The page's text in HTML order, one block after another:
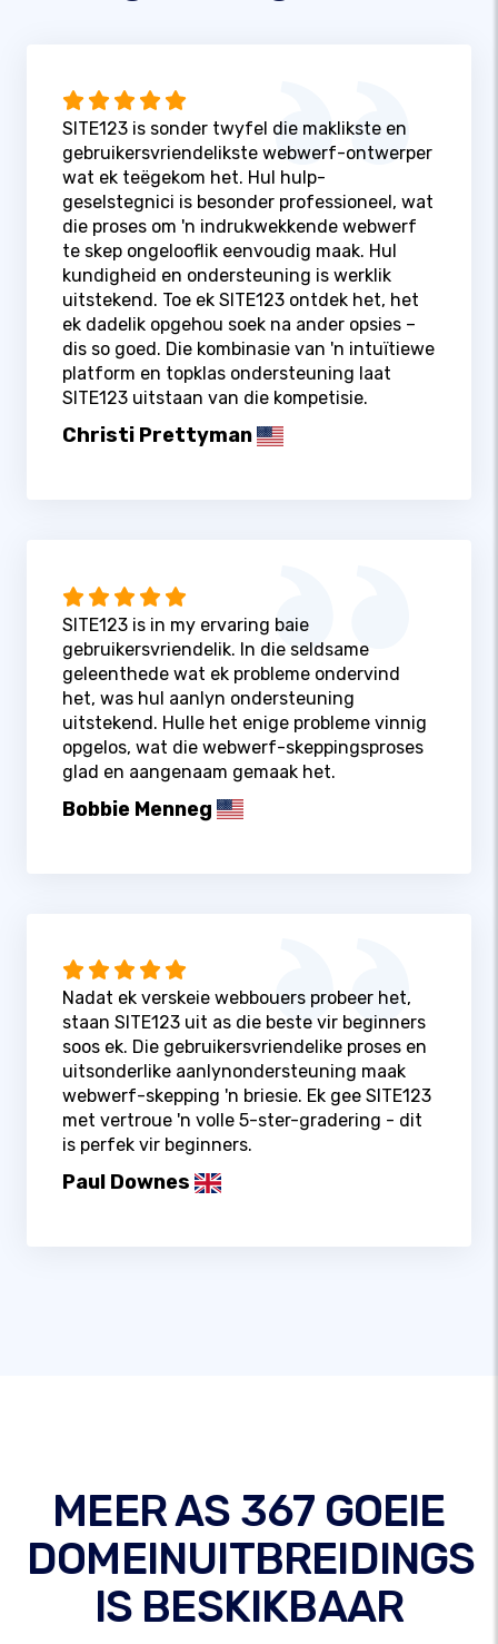
SITE123 is sonder twyfel die maklikste en
gebruikersvriendelikste webwerf-ontwerper
wat ek teëgekom het. Hul hulp-
geselstegnici is besonder professioneel, wat
die proses om 'n indrukwekkende webwerf
te skep ongelooflik eenvoudig maak. Hul
kundigheid en ondersteuning is werklik
uitstekend. Toe ek SITE123 ontdek het, het
ek dadelik opgehou soek na ander opsies –
dis so goed. Die kombinasie van 'n intuïtiewe
platform en topklas ondersteuning laat
SITE123 uitstaan ​​van die kompetisie.
Christi Prettyman
SITE123 is in my ervaring baie
gebruikersvriendelik. In die seldsame
geleenthede wat ek probleme ondervind
het, was hul aanlyn ondersteuning
uitstekend. Hulle het enige probleme vinnig
opgelos, wat die webwerf-skeppingsproses
glad en aangenaam gemaak het.
Bobbie Menneg
Nadat ek verskeie webbouers probeer het,
staan ​​SITE123 uit as die beste vir beginners
soos ek. Die gebruikersvriendelike proses en
uitsonderlike aanlynondersteuning maak
webwerf-skepping 'n briesie. Ek gee SITE123
met vertroue 'n volle 5-ster-gradering - dit
is perfek vir beginners.
Paul Downes
MEER AS 367 GOEIE
DOMEINUITBREIDINGS
IS BESKIKBAAR